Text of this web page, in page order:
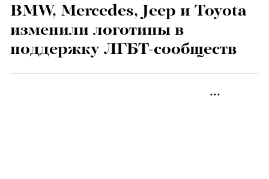
BMW, Mercedes, Jeep и Toyota
изменили логотипы в
поддержку ЛГБТ-сообществ